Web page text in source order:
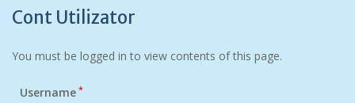
Cont Utilizator
You must be logged in to view contents of this page.
Username *